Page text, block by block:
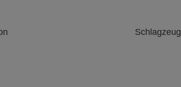
Schlagzeug